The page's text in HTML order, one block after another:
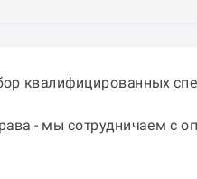
квалифицированных
- мы сотрудничаем с